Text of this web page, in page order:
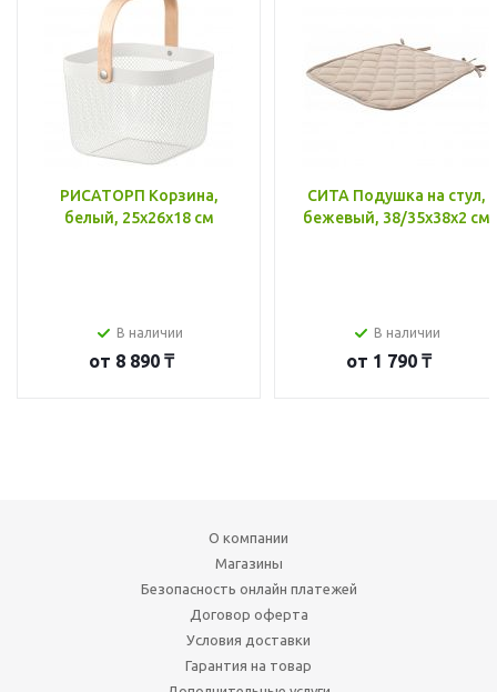
РИСАТОРП Корзина,
белый, 25x26x18 см
В наличии
от 8 890 ₸
СИТА Подушка на стул,
бежевый, 38/35x38x2 см
В наличии
от 1 790 ₸
О компании
Магазины
Безопасность онлайн платежей
Договор оферта
Условия доставки
Гарантия на товар